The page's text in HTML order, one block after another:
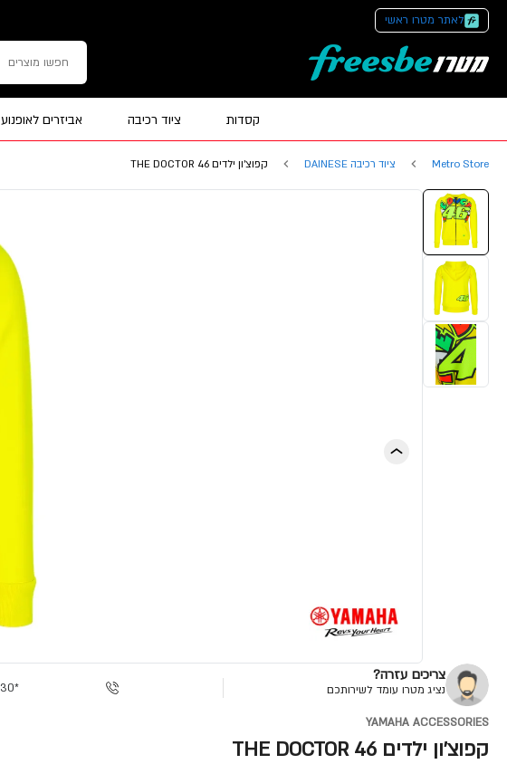
לאתר מטרו ראשי
קסדות ציוד רכיבה אביזרים לאופנוע
Metro Store ציוד רכיבה DAINESE קפוצ'ון ילדים THE DOCTOR 46
צריכים עזרה?
נציג מטרו עומד לשירותכם *9930
YAMAHA ACCESSORIES
קפוצ'ון ילדים THE DOCTOR 46